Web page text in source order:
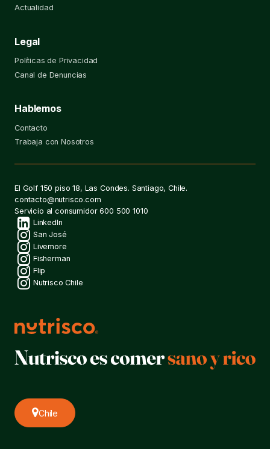
Actualidad
Legal
Políticas de Privacidad
Canal de Denuncias
Hablemos
Contacto
Trabaja con Nosotros
Contacto
El Golf 150 piso 18, Las Condes. Santiago, Chile.
contacto@nutrisco.com
Servicio al consumidor600 500 1010
Redes
sociales
LinkedIn
San José
Livemore
Fisherman
Flip
Nutrisco Chile
Chile